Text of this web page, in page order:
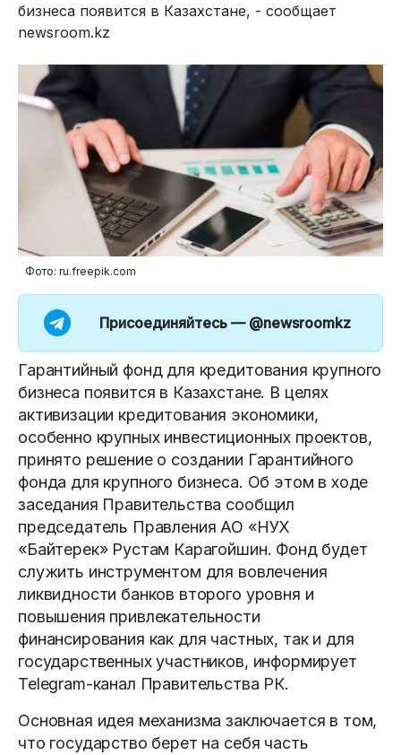
бизнеса появится в Казахстане, - сообщает
newsroom.kz
Фото: ru.freepik.com
Присоединяйтесь — @newsroomkz
Гарантийный фонд для кредитования крупного
бизнеса появится в Казахстане. В целях
активизации кредитования экономики,
особенно крупных инвестиционных проектов,
принято решение о создании Гарантийного
фонда для крупного бизнеса. Об этом в ходе
заседания Правительства сообщил
председатель Правления АО «НУХ
«Байтерек» Рустам Карагойшин. Фонд будет
служить инструментом для вовлечения
ликвидности банков второго уровня и
повышения привлекательности
финансирования как для частных, так и для
государственных участников, информирует
Telegram-канал Правительства РК.
Основная идея механизма заключается в том,
что государство берет на себя часть